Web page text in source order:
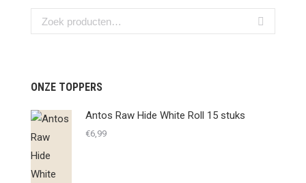
ONZE TOPPERS
Antos Raw Hide White Roll 15 stuks
€6,99